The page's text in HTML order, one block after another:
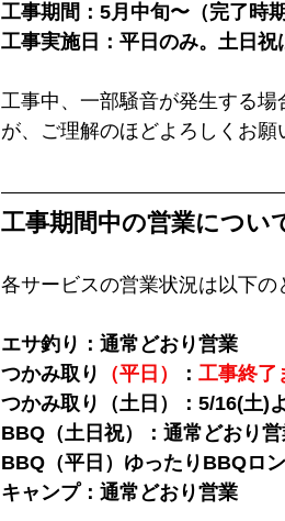
工事期間：5月中旬〜（完了時
工事実施日：平日のみ。土日祝
工事中、一部騒音が発生する
が、ご理解のほどよろしくお願
工事期間中の営業につい
各サービスの営業状況は以下の
エサ釣り：通常どおり営業
つかみ取り
（平日） ： 工事終了
つかみ取り（土日）：5/16(土)
BBQ（土日祝）：通常どおり
BBQ（平日）ゆったりBBQロ
キャンプ：通常どおり営業